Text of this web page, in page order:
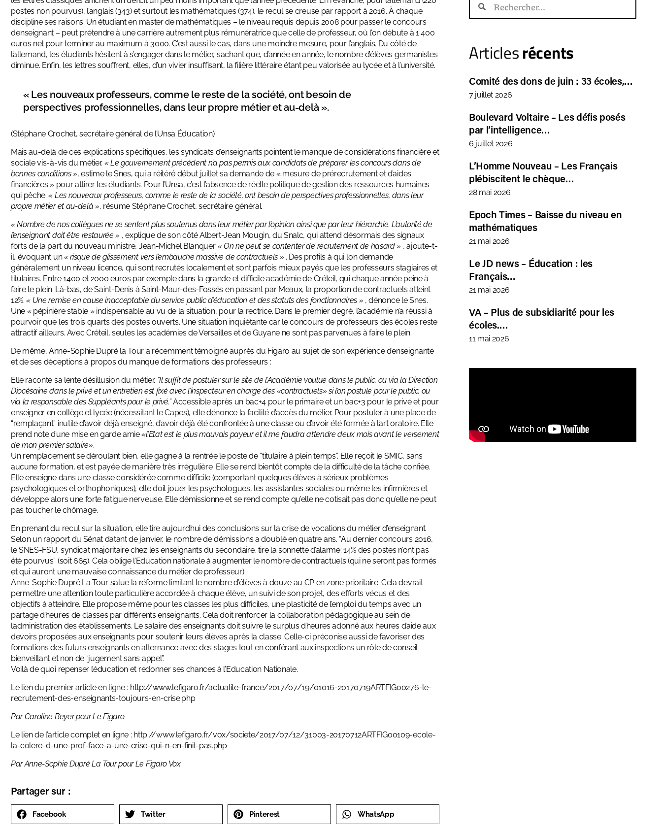
postes non pourvus), l’anglais (343) et surtout les mathématiques (374), le recul se creuse par rapport à 2016. À chaque
discipline ses raisons. Un étudiant en master de mathématiques – le niveau requis depuis 2008 pour passer le concours
d’enseignant – peut prétendre à une carrière autrement plus rémunératrice que celle de professeur, où l’on débute à 1 400
euros net pour terminer au maximum à 3000. C’est aussi le cas, dans une moindre mesure, pour l’anglais. Du côté de
l’allemand, les étudiants hésitent à s’engager dans le métier, sachant que, d’année en année, le nombre d’élèves germanistes
diminue. Enfin, les lettres souffrent, elles, d’un vivier insuffisant, la filière littéraire étant peu valorisée au lycée et à l’université.
« Les nouveaux professeurs, comme le reste de la société, ont besoin de
perspectives professionnelles, dans leur propre métier et au-delà ».
(Stéphane Crochet, secrétaire général de l’Unsa Éducation)
Mais au-delà de ces explications spécifiques, les syndicats d’enseignants pointent le manque de considérations financière et
sociale vis-à-vis du métier. « Le gouvernement précédent n’a pas permis aux candidats de préparer les concours dans de
bonnes conditions », estime le Snes, qui a réitéré début juillet sa demande de « mesure de prérecrutement et d’aides
financières » pour attirer les étudiants. Pour l’Unsa, c’est l’absence de réelle politique de gestion des ressources humaines
qui pêche.« Les nouveaux professeurs, comme le reste de la société, ont besoin de perspectives professionnelles, dans leur
propre métier et au-delà », résume Stéphane Crochet, secrétaire général.
« Nombre de nos collègues ne se sentent plus soutenus dans leur métier par l’opinion ainsi que par leur hiérarchie. L’autorité de
l’enseignant doit être restaurée » , explique de son côté Albert-Jean Mougin, du Snalc, qui attend désormais des signaux
forts de la part du nouveau ministre, Jean-Michel Blanquer. « On ne peut se contenter de recrutement de hasard » , ajoute-t-
il, évoquant un« risque de glissement vers l’embauche massive de contractuels » . Des profils à qui l’on demande
généralement un niveau licence, qui sont recrutés localement et sont parfois mieux payés que les professeurs stagiaires et
titulaires. Entre 1400 et 2000 euros par exemple dans la grande et difficile académie de Créteil, qui chaque année peine à
faire le plein. Là-bas, de Saint-Denis à Saint-Maur-des-Fossés en passant par Meaux, la proportion de contractuels atteint
12%.« Une remise en cause inacceptable du service public d’éducation et des statuts des fonctionnaires » , dénonce le Snes.
Une « pépinière stable » indispensable au vu de la situation, pour la rectrice. Dans le premier degré, l’académie n’a réussi à
pourvoir que les trois quarts des postes ouverts. Une situation inquiétante car le concours de professeurs des écoles reste
attractif ailleurs. Avec Créteil, seules les académies de Versailles et de Guyane ne sont pas parvenues à faire le plein.
De même, Anne-Sophie Dupré la Tour a récemment témoigné auprès du Figaro au sujet de son expérience d’enseignante
et de ses déceptions à propos du manque de formations des professeurs :
Elle raconte sa lente désillusion du métier. “Il suffit de postuler sur le site de l’Académie voulue dans le public, ou via la Direction
Diocésaine dans le privé et un entretien est fixé avec l’inspecteur en charge des «contractuels» si l’on postule pour le public, ou
via la responsable des Suppléants pour le privé.”Accessible après un bac+4 pour le primaire et un bac+3 pour le privé et pour
enseigner en collège et lycée (nécessitant le Capes), elle dénonce la facilité d’accès du métier. Pour postuler à une place de
“remplaçant” inutile d’avoir déjà enseigné, d’avoir déjà été confrontée à une classe ou d’avoir été formée à l’art oratoire. Elle
prend note d’une mise en garde amie«l’Etat est le plus mauvais payeur et il me faudra attendre deux mois avant le versement
de mon premier salaire».
Un remplacement se déroulant bien, elle gagne à la rentrée le poste de “titulaire à plein temps”. Elle reçoit le SMIC, sans
aucune formation, et est payée de manière très irrégulière. Elle se rend bientôt compte de la difficulté de la tâche confiée.
Elle enseigne dans une classe considérée comme difficile (comportant quelques élèves à sérieux problèmes
psychologiques et orthophoniques), elle doit jouer les psychologues, les assistantes sociales ou même les infirmières et
développe alors une forte fatigue nerveuse. Elle démissionne et se rend compte qu’elle ne cotisait pas donc qu’elle ne peut
pas toucher le chômage.
En prenant du recul sur la situation, elle tire aujourd’hui des conclusions sur la crise de vocations du métier d’enseignant.
Selon un rapport du Sénat datant de janvier, le nombre de démissions a doublé en quatre ans. “Au dernier concours 2016,
le SNES-FSU, syndicat majoritaire chez les enseignants du secondaire, tire la sonnette d’alarme: 14% des postes n’ont pas
été pourvus” (soit 665). Cela oblige l’Education nationale à augmenter le nombre de contractuels (qui ne seront pas formés
et qui auront une mauvaise connaissance du métier de professeur).
Anne-Sophie Dupré La Tour salue la réforme limitant le nombre d’élèves à douze au CP en zone prioritaire. Cela devrait
permettre une attention toute particulière accordée à chaque élève, un suivi de son projet, des efforts vécus et des
objectifs à atteindre. Elle propose même pour les classes les plus difficiles, une plasticité de l’emploi du temps avec un
partage d’heures de classes par différents enseignants. Cela doit renforcer la collaboration pédagogique au sein de
l’administration des établissements. Le salaire des enseignants doit suivre le surplus d’heures adonné aux heures d’aide aux
devoirs proposées aux enseignants pour soutenir leurs élèves après la classe. Celle-ci préconise aussi de favoriser des
formations des futurs enseignants en alternance avec des stages tout en conférant aux inspections un rôle de conseil
bienveillant et non de “jugement sans appel”.
Voilà de quoi repenser l’éducation et redonner ses chances à l’Education Nationale.
Le lien du premier article en ligne : http://www.lefigaro.fr/actualite-france/2017/07/19/01016-20170719ARTFIG00276-le-
recrutement-des-enseignants-toujours-en-crise.php
Par Caroline Beyer pour Le Figaro
Le lien de l’article complet en ligne : http://www.lefigaro.fr/vox/societe/2017/07/12/31003-20170712ARTFIG00109-ecole-
la-colere-d-une-prof-face-a-une-crise-qui-n-en-finit-pas.php
Par Anne-Sophie Dupré La Tour pour Le Figaro Vox
Partager sur :
Facebook Twitter Pinterest WhatsApp
Articlesrécents
Comité des dons de juin : 33 écoles,…
7 juillet 2026
Boulevard Voltaire – Les défis posés
par l’intelligence…
6 juillet 2026
L’Homme Nouveau – Les Français
plébiscitent le chèque…
28 mai 2026
Epoch Times – Baisse du niveau en
mathématiques
21 mai 2026
Le JD news – Éducation : les
Français…
21 mai 2026
VA – Plus de subsidiarité pour les
écoles.…
11 mai 2026